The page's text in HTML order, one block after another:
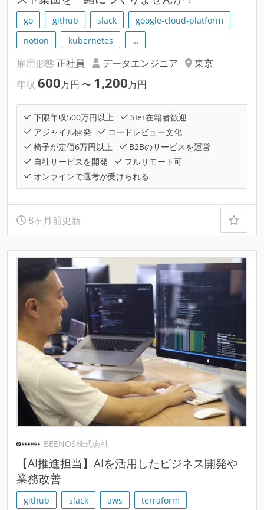
go github slack
google-cloud-platform
notion
kubernetes …
雇用形態 正社員 データエンジニア
東京
年収 600万円 〜 1,200万円
下限年収500万円以上
SIer在籍者歓迎
アジャイル開発
コードレビュー文化
椅子が定価6万円以上
B2Bのサービスを運営
自社サービスを開発
フルリモート可
オンラインで選考が受けられる
8ヶ月前更新
BEENOS株式会社
【AI推進担当】AIを活用したビジネス開発や
業務改善
github slack aws
terraform